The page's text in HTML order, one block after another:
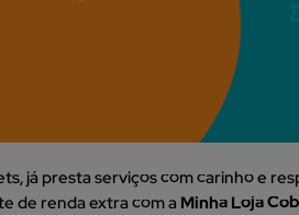
já presta serviços com carinho e
de renda extra com a Minha Loja